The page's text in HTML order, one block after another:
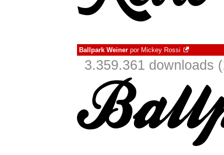
Ballpark Weiner por Mickey Rossi
3.359.361 downloads